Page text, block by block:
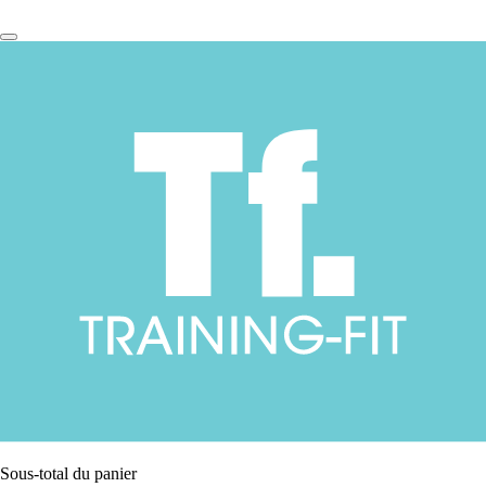
Sous-total du panier